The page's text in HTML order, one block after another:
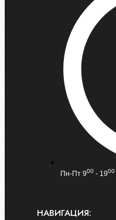
Пн-Пт 900 - 1900
НАВИГАЦИЯ: